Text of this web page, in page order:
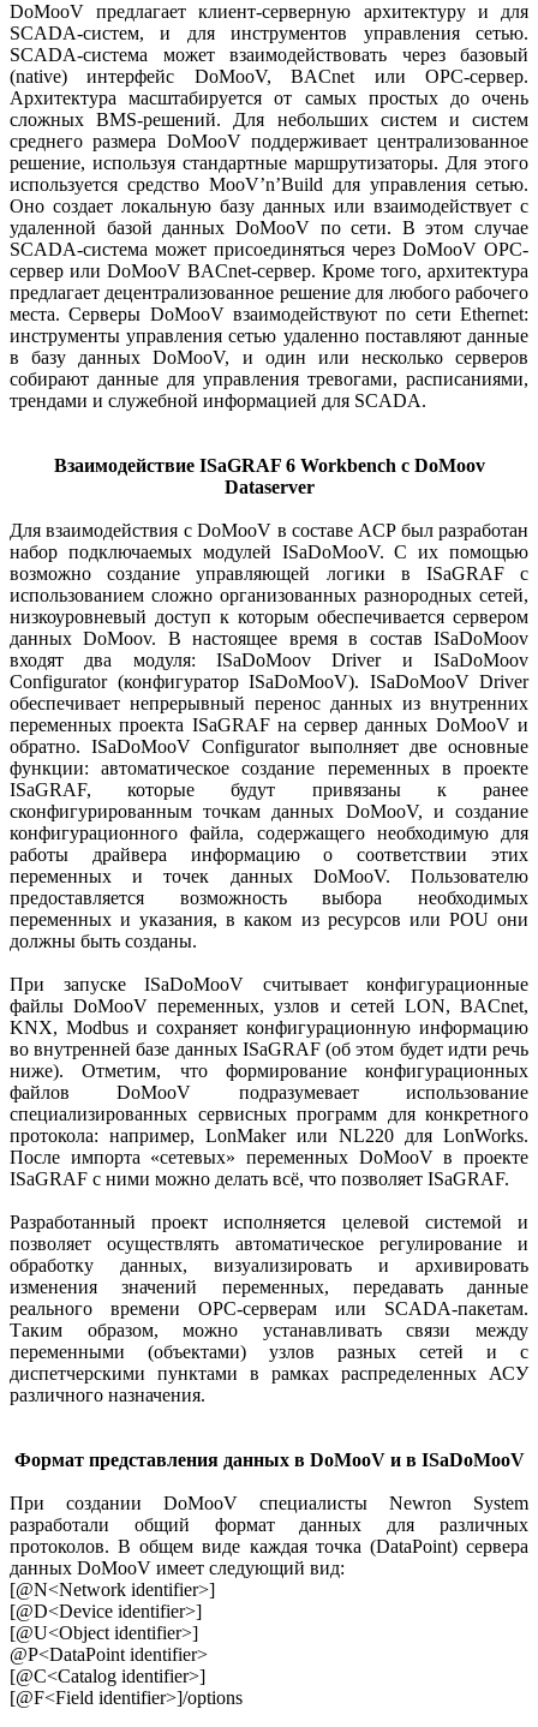
DoMooV предлагает клиент-серверную архитектуру и для
SCADA-систем, и для инструментов управления сетью.
SCADA-система может взаимодействовать через базовый
(native) интерфейс DoMooV, BACnet или OPC-сервер.
Архитектура масштабируется от самых простых до очень
сложных BMS-решений. Для небольших систем и систем
среднего размера DoMooV поддерживает централизованное
решение, используя стандартные маршрутизаторы. Для этого
используется средство MooV’n’Build для управления сетью.
Оно создает локальную базу данных или взаимодействует с
удаленной базой данных DoMooV по сети. В этом случае
SCADA-система может присоединяться через DoMooV OPC-
сервер или DoMooV BACnet-сервер. Кроме того, архитектура
предлагает децентрализованное решение для любого рабочего
места. Серверы DoMooV взаимодействуют по сети Ethernet:
инструменты управления сетью удаленно поставляют данные
в базу данных DoMooV, и один или несколько серверов
собирают данные для управления тревогами, расписаниями,
трендами и служебной информацией для SCADA.
Взаимодействие ISaGRAF 6 Workbench c DoMoov
Dataserver
Для взаимодействия с DoMooV в составе ACP был разработан
набор подключаемых модулей ISaDoMooV. С их помощью
возможно создание управляющей логики в ISaGRAF с
использованием сложно организованных разнородных сетей,
низкоуровневый доступ к которым обеспечивается сервером
данных DoMoov. В настоящее время в состав ISaDoMoov
входят два модуля: ISaDoMoov Driver и ISaDoMoov
Configurator (конфигуратор ISaDoMooV). ISaDoMooV Driver
обеспечивает непрерывный перенос данных из внутренних
переменных проекта ISaGRAF на сервер данных DoMooV и
обратно. ISaDoMooV Configurator выполняет две основные
функции: автоматическое создание переменных в проекте
ISaGRAF, которые будут привязаны к ранее
сконфигурированным точкам данных DoMooV, и создание
конфигурационного файла, содержащего необходимую для
работы драйвера информацию о соответствии этих
переменных и точек данных DoMooV. Пользователю
предоставляется возможность выбора необходимых
переменных и указания, в каком из ресурсов или POU они
должны быть созданы.
При запуске ISaDoMooV считывает конфигурационные
файлы DoMooV переменных, узлов и сетей LON, BACnet,
KNX, Modbus и сохраняет конфигурационную информацию
во внутренней базе данных ISaGRAF (об этом будет идти речь
ниже). Отметим, что формирование конфигурационных
файлов DoMooV подразумевает использование
специализированных сервисных программ для конкретного
протокола: например, LonMaker или NL220 для LonWorks.
После импорта «сетевых» переменных DoMooV в проекте
ISaGRAF с ними можно делать всё, что позволяет ISaGRAF.
Разработанный проект исполняется целевой системой и
позволяет осуществлять автоматическое регулирование и
обработку данных, визуализировать и архивировать
изменения значений переменных, передавать данные
реального времени OPC-серверам или SCADA-пакетам.
Таким образом, можно устанавливать связи между
переменными (объектами) узлов разных сетей и с
диспетчерскими пунктами в рамках распределенных АСУ
различного назначения.
Формат представления данных в DoMooV и в ISaDoMooV
При создании DoMooV специалисты Newron System
разработали общий формат данных для различных
протоколов. В общем виде каждая точка (DataPoint) сервера
данных DoMooV имеет следующий вид:
[@N<Network identifier>]
[@D<Device identifier>]
[@U<Object identifier>]
@P<DataPoint identifier>
[@C<Catalog identifier>]
[@F<Field identifier>]/options